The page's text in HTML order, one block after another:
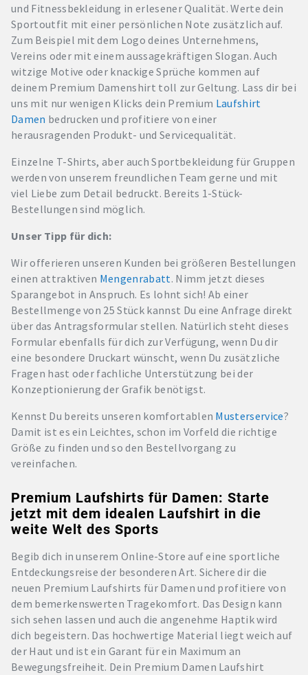
und Fitnessbekleidung in erlesener Qualität. Werte dein
Sportoutfit mit einer persönlichen Note zusätzlich auf.
Zum Beispiel mit dem Logo deines Unternehmens,
Vereins oder mit einem aussagekräftigen Slogan. Auch
witzige Motive oder knackige Sprüche kommen auf
deinem Premium Damenshirt toll zur Geltung. Lass dir bei
uns mit nur wenigen Klicks dein Premium Laufshirt
Damen bedrucken und profitiere von einer
herausragenden Produkt- und Servicequalität.
Einzelne T-Shirts, aber auch Sportbekleidung für Gruppen
werden von unserem freundlichen Team gerne und mit
viel Liebe zum Detail bedruckt. Bereits 1-Stück-
Bestellungen sind möglich.
Unser Tipp für dich:
Wir offerieren unseren Kunden bei größeren Bestellungen
einen attraktiven Mengenrabatt. Nimm jetzt dieses
Sparangebot in Anspruch. Es lohnt sich! Ab einer
Bestellmenge von 25 Stück kannst Du eine Anfrage direkt
über das Antragsformular stellen. Natürlich steht dieses
Formular ebenfalls für dich zur Verfügung, wenn Du dir
eine besondere Druckart wünscht, wenn Du zusätzliche
Fragen hast oder fachliche Unterstützung bei der
Konzeptionierung der Grafik benötigst.
Kennst Du bereits unseren komfortablen Musterservice?
Damit ist es ein Leichtes, schon im Vorfeld die richtige
Größe zu finden und so den Bestellvorgang zu
vereinfachen.
Premium Laufshirts für Damen: Starte
jetzt mit dem idealen Laufshirt in die
weite Welt des Sports
Begib dich in unserem Online-Store auf eine sportliche
Entdeckungsreise der besonderen Art. Sichere dir die
neuen Premium Laufshirts für Damen und profitiere von
dem bemerkenswerten Tragekomfort. Das Design kann
sich sehen lassen und auch die angenehme Haptik wird
dich begeistern. Das hochwertige Material liegt weich auf
der Haut und ist ein Garant für ein Maximum an
Bewegungsfreiheit. Dein Premium Damen Laufshirt